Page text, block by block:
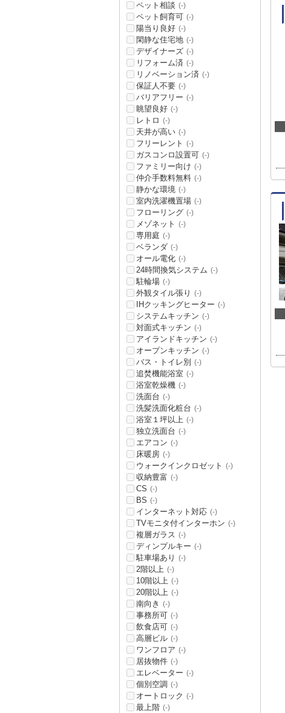
ペット相談 (-)
ペット飼育可 (-)
陽当り良好 (-)
閑静な住宅地 (-)
デザイナーズ (-)
リフォーム済 (-)
リノベーション済 (-)
保証人不要 (-)
バリアフリー (-)
眺望良好 (-)
レトロ (-)
天井が高い (-)
フリーレント (-)
ガスコンロ設置可 (-)
ファミリー向け (-)
仲介手数料無料 (-)
静かな環境 (-)
室内洗濯機置場 (-)
フローリング (-)
メゾネット (-)
専用庭 (-)
ベランダ (-)
オール電化 (-)
24時間換気システム (-)
駐輪場 (-)
外観タイル張り (-)
IHクッキングヒーター (-)
システムキッチン (-)
対面式キッチン (-)
アイランドキッチン (-)
オープンキッチン (-)
バス・トイレ別 (-)
追焚機能浴室 (-)
浴室乾燥機 (-)
洗面台 (-)
洗髪洗面化粧台 (-)
浴室１坪以上 (-)
独立洗面台 (-)
エアコン (-)
床暖房 (-)
ウォークインクロゼット (-)
収納豊富 (-)
CS (-)
BS (-)
インターネット対応 (-)
TVモニタ付インターホン (-)
複層ガラス (-)
ディンプルキー (-)
駐車場あり (-)
2階以上 (-)
10階以上 (-)
20階以上 (-)
南向き (-)
事務所可 (-)
飲食店可 (-)
高層ビル (-)
ワンフロア (-)
居抜物件 (-)
エレベーター (-)
個別空調 (-)
オートロック (-)
最上階 (-)